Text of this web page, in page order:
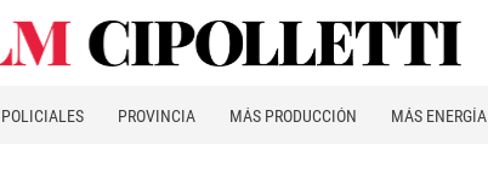
POLICIALES PROVINCIA MÁS PRODUCCIÓN MÁS ENERGÍA